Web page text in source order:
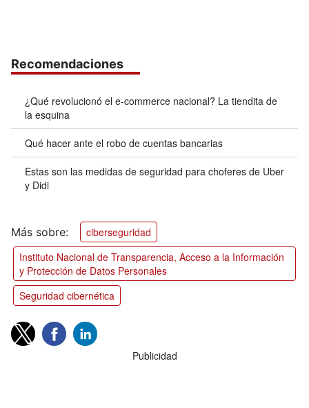
Recomendaciones
¿Qué revolucionó el e-commerce nacional? La tiendita de
la esquina
Qué hacer ante el robo de cuentas bancarias
Estas son las medidas de seguridad para choferes de Uber
y Didi
ciberseguridad
Instituto Nacional de Transparencia, Acceso a la Información
y Protección de Datos Personales
Seguridad cibernética
Publicidad